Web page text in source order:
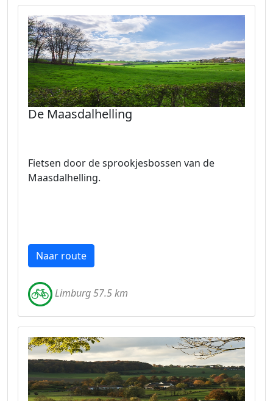
De Maasdalhelling
Fietsen door de sprookjesbossen van de
Maasdalhelling.
Naar route
Limburg 57.5 km